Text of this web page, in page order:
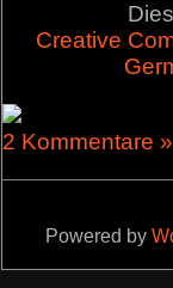
Creative
2 Kommentare »
Powered by